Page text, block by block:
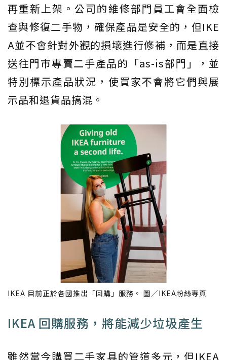
再重新上架。公司的維修部門員工會全面檢
查與修復二手物，確保產品是安全的，但IKE
A並不會針對外觀的損壞進行修補，而是直接
送往門市專賣二手產品的「as-is部門」，並
特別標示產品狀況，使買家不會將它們與展
示品和退貨品搞混。
IKEA 目前正於各國推出「回購」服務。 圖／IKEA粉絲專頁
IKEA 回購服務，將能減少垃圾產生
雖然當今購買二手家具的管道多元，但IKEA